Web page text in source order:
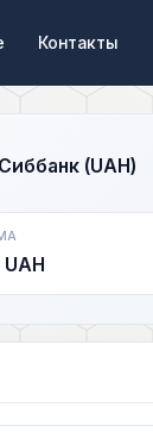
Контакты
(UAH)